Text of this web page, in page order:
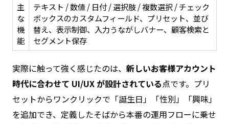
主
な
機
能
テキスト / 数値 / 日付 / 選択肢 / 複数選択 / チェック
ボックスのカスタムフィールド、プリセット、並び
替え、表示制御、入力うながしバナー、顧客検索と
セグメント保存
実際に触って強く感じたのは、 新しいお客様アカウント
時代に合わせて UI/UX が設計されている点です。プリ
セットからワンクリックで「誕生日」「性別」「興味」
を追加でき、定義したそばから本番の運用フローに乗せ